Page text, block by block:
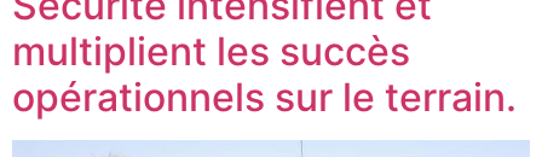
multiplient les succès
opérationnels sur le terrain.